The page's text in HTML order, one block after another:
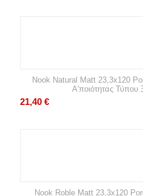
Nook Natural Matt 23,3x120
Α'ποιότητας
21,40 €
Nook Roble Matt 23,3x120